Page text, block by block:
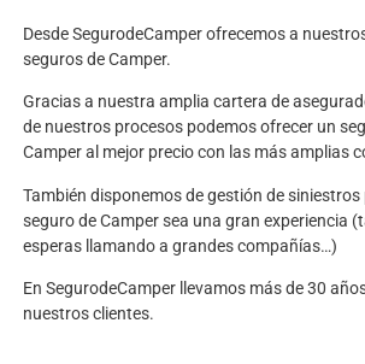
Desde SegurodeCamper ofrecemos a
seguros de Camper.
Gracias a nuestra amplia cartera de
de nuestros procesos podemos ofrecer un
Camper al mejor precio con las más amplias
También disponemos de gestión de siniestros
seguro de Camper sea una gran experiencia
esperas llamando a grandes compañías…)
En SegurodeCamper llevamos más de 30
nuestros clientes.